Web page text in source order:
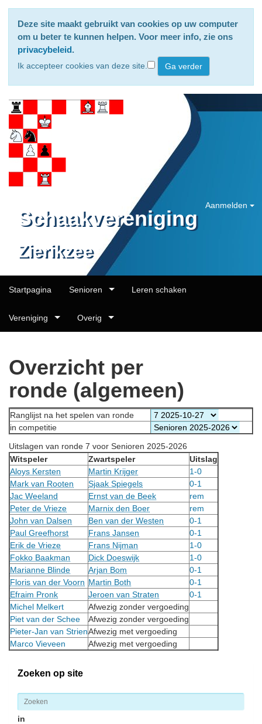
Deze site maakt gebruikt van cookies op uw computer
om u beter te kunnen helpen. Voor meer info, zie ons
privacybeleid.
Ik accepteer cookies van deze site.
Schaakvereniging
Zierikzee
Aanmelden
Startpagina Senioren Leren schaken
Vereniging Overig
Overzicht per
ronde (algemeen)
Ranglijst na het spelen van ronde
in competitie
Uitslagen van ronde 7 voor Senioren 2025-2026
Witspeler
Zwartspeler
Uitslag
Aloys Kersten
Martin Krijger
1-0
Mark van Rooten
Sjaak Spiegels
0-1
Jac Weeland
Ernst van de Beek
rem
Peter de Vrieze
Marnix den Boer
rem
John van Dalsen
Ben van der Westen
0-1
Paul Greefhorst
Frans Jansen
0-1
Erik de Vrieze
Frans Nijman
1-0
Fokko Baakman
Dick Doeswijk
1-0
Marianne Blinde
Arjan Bom
0-1
Floris van der Voorn Martin Both
0-1
Efraim Pronk
Jeroen van Straten
0-1
Michel Melkert
Afwezig zonder vergoeding
Piet van der Schee
Afwezig zonder vergoeding
Pieter-Jan van StrienAfwezig met vergoeding
Marco Vieveen
Afwezig met vergoeding
Zoeken op site
in